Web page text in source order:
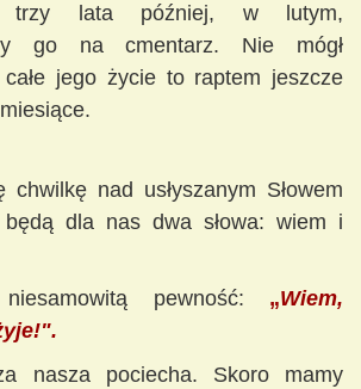
trzy lata później, w lutym,
go na cmentarz. Nie mógł
jego życie to raptem jeszcze
chwilkę nad usłyszanym Słowem
będą dla nas dwa słowa: wiem i
pewność: „Wiem,
nasza pociecha. Skoro mamy